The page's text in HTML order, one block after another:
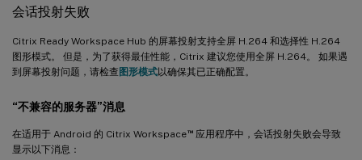
会话投射失败
Citrix Ready Workspace Hub 的屏幕投射支持全屏 H.264 和选择性 H.264
图形模式。 但是，为了获得最佳性能，Citrix 建议您使用全屏 H.264。 如果遇
到屏幕投射问题，请检查 图形模式以确保其已正确配置。
“不兼容的服务器”消息
在适用于 Android 的 Citrix Workspace™应用程序中，会话投射失败会导致
显示以下消息：